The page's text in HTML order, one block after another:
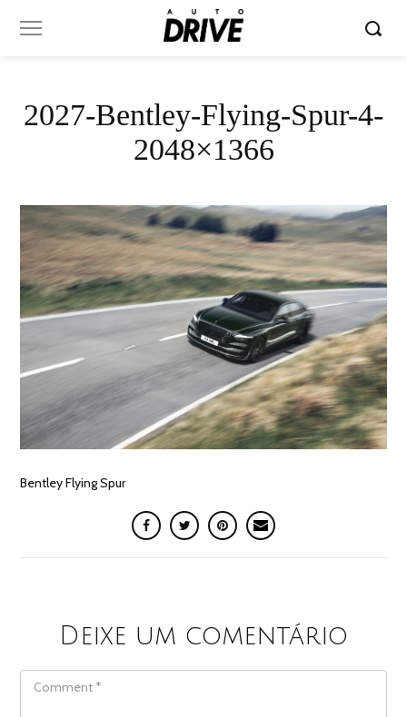
2027-Bentley-Flying-Spur-4-
2048×1366
Bentley Flying Spur
Deixe um comentário
COMMENT